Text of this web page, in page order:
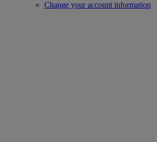
Change your account information